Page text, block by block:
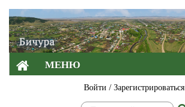
МЕНЮ
Войти / Зарегистрироваться